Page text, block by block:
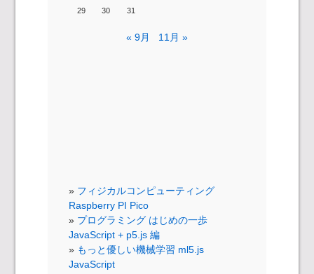
29
30 31
« 9月 11月 »
フィジカルコンピューティング
Raspberry PI Pico
プログラミング はじめの一歩
JavaScript + p5.js 編
もっと優しい機械学習 ml5.js
JavaScript